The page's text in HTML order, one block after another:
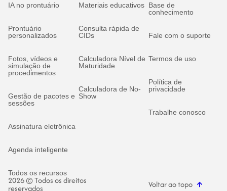
IA no prontuário
Prontuário
personalizados
Fotos, vídeos e
simulação de
procedimentos
Gestão de pacotes e
sessões
Assinatura eletrônica
Agenda inteligente
Todos os recursos
Materiais educativos
Consulta rápida de
CIDs
Calculadora Nível de
Maturidade
Calculadora de No-
Show
Base de
conhecimento
Fale com o suporte
Termos de uso
Política de
privacidade
Trabalhe conosco
2026 © Todos os direitos
reservados Voltar ao topo